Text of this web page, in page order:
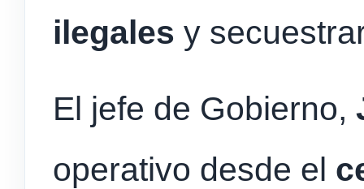
ilegales y
El jefe de Gobierno,
operativo desde el